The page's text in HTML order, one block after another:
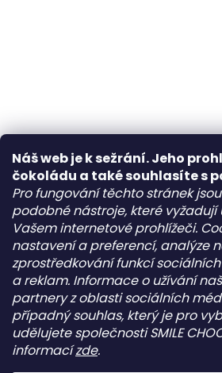
Náš web je k sežrání. Jeho
čokoládu a také souhlasíte s
Pro fungování těchto stránek
podobné nástroje, které
Vašem internetové prohlížeči.
nastavení a preferencí, analýze
zprostředkování funkcí
a reklam. Informace o užívání
partnery z oblasti sociálních
případný souhlas, který je pro
udělujete společnosti SMILE
informacízde.